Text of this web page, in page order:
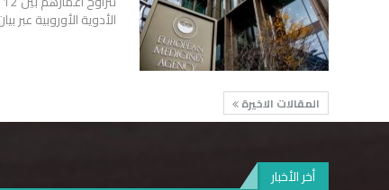
الأدوية الأوروبية عبر
المقالات الاخيرة
أخر الأخبار